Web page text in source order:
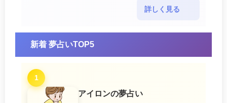
て危機を回避する事が必要です。 ま
詳しく見る
新着 夢占いTOP5
1
アイロンの夢占い